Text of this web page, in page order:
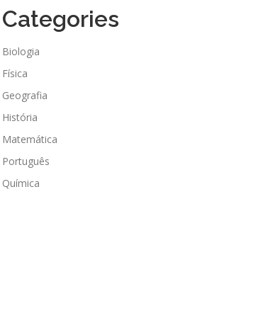
Categories
Biologia
Física
Geografia
História
Matemática
Português
Química